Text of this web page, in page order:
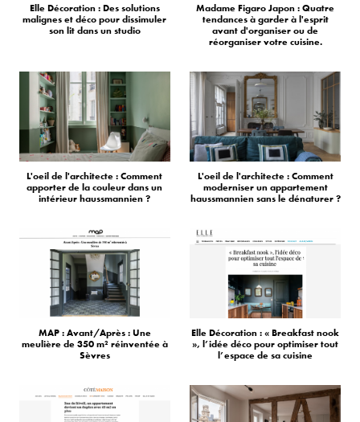
Elle Décoration : Des solutions
malignes et déco pour dissimuler
son lit dans un studio
Madame Figaro Japon : Quatre
tendances à garder à l'esprit
avant d'organiser ou de
réorganiser votre cuisine.
L'oeil de l'architecte : Comment
apporter de la couleur dans un
intérieur haussmannien ?
L'oeil de l'architecte : Comment
moderniser un appartement
haussmannien sans le dénaturer ?
MAP : Avant/Après : Une
meulière de 350 m² réinventée à
Sèvres
Elle Décoration : « Breakfast nook
», l’idée déco pour optimiser tout
l’espace de sa cuisine